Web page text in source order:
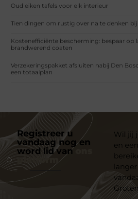
Oud eiken tafels voor elk interieur
Tien dingen om rustig over na te denken
Kostenefficiënte bescherming: bespaar op
brandwerend coaten
Verzekeringspakket afsluiten nabij Den
een totaalplan
Registreer u
vandaag nog en
word lid van
platform
Wil jij
en